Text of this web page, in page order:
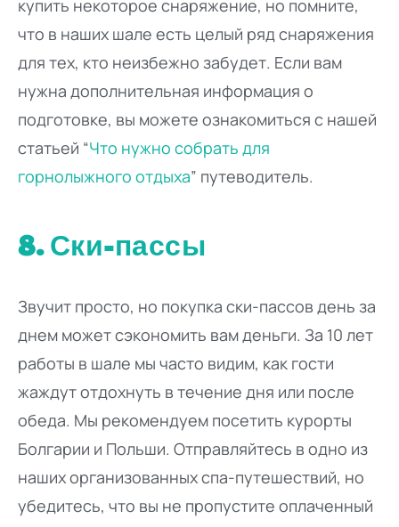
купить некоторое снаряжение, но помните,
что в наших шале есть целый ряд снаряжения
для тех, кто неизбежно забудет. Если вам
нужна дополнительная информация о
подготовке, вы можете ознакомиться с нашей
статьей “Что нужно собрать для
горнолыжного отдыха” путеводитель.
8. Ски-пассы
Звучит просто, но покупка ски-пассов день за
днем может сэкономить вам деньги. За 10 лет
работы в шале мы часто видим, как гости
жаждут отдохнуть в течение дня или после
обеда. Мы рекомендуем посетить курорты
Болгарии и Польши. Отправляйтесь в одно из
наших организованных спа-путешествий, но
убедитесь, что вы не пропустите оплаченный